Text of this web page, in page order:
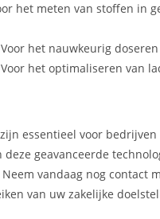
het meten van stoffen in
het nauwkeurig
het optimaliseren van
zijn essentieel voor
deze geavanceerde
vandaag nog contact
van uw zakelijke